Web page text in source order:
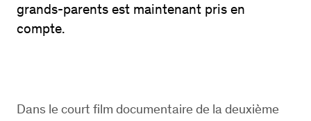
grands-parents est maintenant pris en
compte.
Dans le court film documentaire de la deuxième